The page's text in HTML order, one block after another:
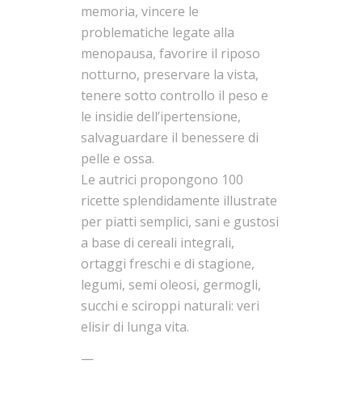
memoria, vincere le
problematiche legate alla
menopausa, favorire il riposo
notturno, preservare la vista,
tenere sotto controllo il peso e
le insidie dell’ipertensione,
salvaguardare il benessere di
pelle e ossa.
Le autrici propongono 100
ricette splendidamente illustrate
per piatti semplici, sani e gustosi
a base di cereali integrali,
ortaggi freschi e di stagione,
legumi, semi oleosi, germogli,
succhi e sciroppi naturali: veri
elisir di lunga vita.
—